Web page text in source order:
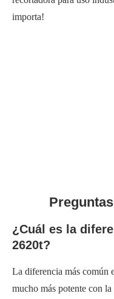
importa!
¿Cuál es la
2620t?
La diferencia más común
mucho más potente con